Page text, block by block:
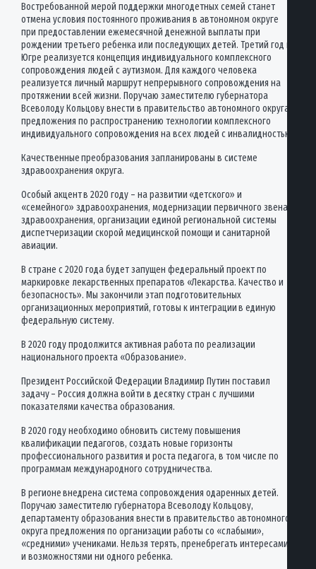
Востребованной мерой поддержки многодетных семей станет
отмена условия постоянного проживания в автономном округе
при предоставлении ежемесячной денежной выплаты при
рождении третьего ребенка или последующих детей. Третий год в
Югре реализуется концепция индивидуального комплексного
сопровождения людей с аутизмом. Для каждого человека
реализуется личный маршрут непрерывного сопровождения на
протяжении всей жизни. Поручаю заместителю губернатора
Всеволоду Кольцову внести в правительство автономного округа
предложения по распространению технологии комплексного
индивидуального сопровождения на всех людей с инвалидностью.
Качественные преобразования запланированы в системе
здравоохранения округа.
Особый акцент в 2020 году – на развитии «детского» и
«семейного» здравоохранения, модернизации первичного звена
здравоохранения, организации единой региональной системы
диспетчеризации скорой медицинской помощи и санитарной
авиации.
В стране с 2020 года будет запущен федеральный проект по
маркировке лекарственных препаратов «Лекарства. Качество и
безопасность». Мы закончили этап подготовительных
организационных мероприятий, готовы к интеграции в единую
федеральную систему.
В 2020 году продолжится активная работа по реализации
национального проекта «Образование».
Президент Российской Федерации Владимир Путин поставил
задачу – Россия должна войти в десятку стран с лучшими
показателями качества образования.
В 2020 году необходимо обновить систему повышения
квалификации педагогов, создать новые горизонты
профессионального развития и роста педагога, в том числе по
программам международного сотрудничества.
В регионе внедрена система сопровождения одаренных детей.
Поручаю заместителю губернатора Всеволоду Кольцову,
департаменту образования внести в правительство автономного
округа предложения по организации работы со «слабыми»,
«средними» учениками. Нельзя терять, пренебрегать интересами
и возможностями ни одного ребенка.